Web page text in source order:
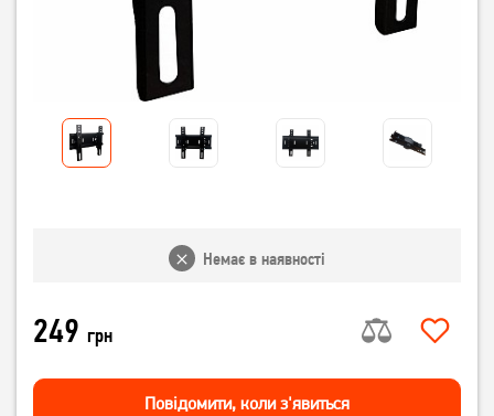
Немає в наявності
249 грн
Повiдомити, коли з'явиться